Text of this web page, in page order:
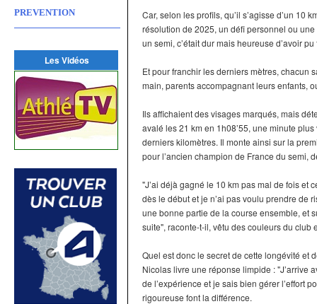
PREVENTION
Les Vidéos
Car, selon les profils, qu’il s’agisse d’un 10
résolution de 2025, un défi personnel ou
un semi, c’était dur mais heureuse d’avoir
Et pour franchir les derniers mètres, chacun
main, parents accompagnant leurs enfants,
Ils affichaient des visages marqués, mais
avalé les 21 km en 1h08’55, une minute
derniers kilomètres. Il monte ainsi sur la
pour l’ancien champion de France du semi,
"J’ai déjà gagné le 10 km pas mal de fois et
dès le début et je n’ai pas voulu prendre de
une bonne partie de la course ensemble, et
suite", raconte-t-il, vêtu des couleurs du club
Quel est donc le secret de cette longévité et
Nicolas livre une réponse limpide : "J’arrive
de l’expérience et je sais bien gérer l’effort
rigoureuse font la différence.